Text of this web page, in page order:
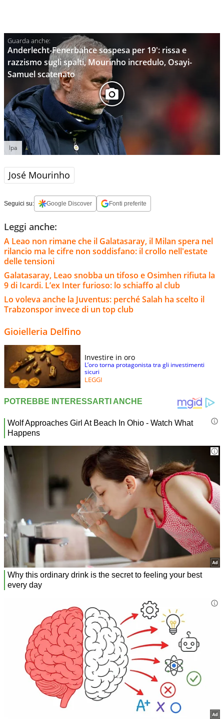
Anderlecht-Fenerbahce sospesa per 19': rissa e
razzismo sugli spalti, Mourinho incredulo, Osayi-
Samuel scatenato
Ipa
José Mourinho
Seguici su: Google Discover Fonti preferite
Leggi anche:
A Leao non rimane che il Galatasaray, il Milan spera nel
rilancio ma le cifre non soddisfano: il crollo nell'estate
delle tensioni
Galatasaray, Leao snobba un tifoso e Osimhen rifiuta la
9 di Icardi. L’ex Inter furioso: lo schiaffo al club
Lo voleva anche la Juventus: perché Salah ha scelto il
Trabzonspor invece di un top club
Gioielleria Delfino
Investire in oro
L’oro torna protagonista tra gli investimenti
sicuri
LEGGI